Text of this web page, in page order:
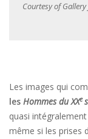
Courtesy of
Les images qui
les Hommes du XXe
quasi
même si les prises